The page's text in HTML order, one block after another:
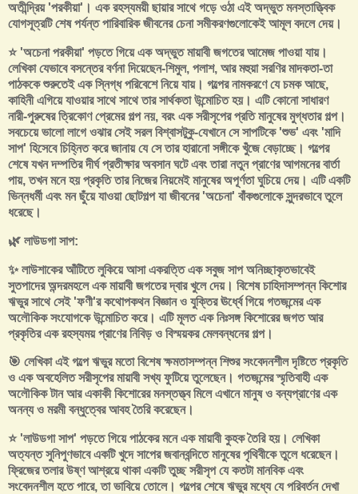
অতীন্দ্রিয় 'পরকীয়া'। এক রহস্যময়ী ছায়ার সাথে গড়ে ওঠা এই অদ্ভুত মনস্তাত্ত্বিক
যোগসূত্রটি শেষ পর্যন্ত পারিবারিক জীবনের চেনা সমীকরণগুলোকেই আমূল বদলে দেয়।
⭐ 'অচেনা পরকীয়া' পড়তে গিয়ে এক অদ্ভুত মায়াবী জগতের আমেজ পাওয়া যায়।
লেখিকা যেভাবে বসন্তের বর্ণনা দিয়েছেন-শিমুল, পলাশ, আর মহুয়া সরণির মাদকতা-তা
পাঠককে শুরুতেই এক স্নিগ্ধ পরিবেশে নিয়ে যায়। গল্পের নামকরণে যে চমক আছে,
কাহিনী এগিয়ে যাওয়ার সাথে সাথে তার সার্থকতা উন্মোচিত হয়। এটি কোনো সাধারণ
নারী-পুরুষের ত্রিকোণ প্রেমের গল্প নয়, বরং এক সরীসৃপের প্রতি মানুষের মুগ্ধতার গল্প।
সবচেয়ে ভালো লাগে ওঝার সেই সরল বিশ্বাসটুকু-যেখানে সে সাপটিকে 'শুভ' এবং 'মাদি
সাপ' হিসেবে চিহ্নিত করে জানায় যে সে তার হারানো সঙ্গীকে খুঁজে বেড়াচ্ছে। গল্পের
শেষে যখন দম্পতির দীর্ঘ প্রতীক্ষার অবসান ঘটে এবং তারা নতুন প্রাণের আগমনের বার্তা
পায়, তখন মনে হয় প্রকৃতি তার নিজের নিয়মেই মানুষের অপূর্ণতা ঘুচিয়ে দেয়। এটি একটি
ভিন্নধর্মী এবং মন ছুঁয়ে যাওয়া ছোটগল্প যা জীবনের 'অচেনা' বাঁকগুলোকে সুন্দরভাবে তুলে
ধরেছে।
🌿 লাউডগা সাপ:
✨ লাউশাকের আঁটিতে লুকিয়ে আসা একরত্তি এক সবুজ সাপ অনিচ্ছাকৃতভাবেই
সুতপাদের অন্দরমহলে এক মায়াবী জগতের দ্বার খুলে দেয়। বিশেষ চাহিদাসম্পন্ন কিশোর
ঋভুর সাথে সেই 'ফণী'র কথোপকথন বিজ্ঞান ও যুক্তির ঊর্ধ্বে গিয়ে গতজন্মের এক
অলৌকিক সংযোগকে উন্মোচিত করে। এটি মূলত এক নিঃসঙ্গ কিশোরের জগত আর
প্রকৃতির এক রহস্যময় প্রাণের নিবিড় ও বিস্ময়কর মেলবন্ধনের গল্প।
🎯 লেখিকা এই গল্পে ঋভুর মতো বিশেষ ক্ষমতাসম্পন্ন শিশুর সংবেদনশীল দৃষ্টিতে প্রকৃতি
ও এক অবহেলিত সরীসৃপের মায়াবী সখ্য ফুটিয়ে তুলেছেন। গতজন্মের স্মৃতিবাহী এক
অলৌকিক টান আর একাকী কিশোরের মনস্তত্ত্ব মিলে এখানে মানুষ ও বন্যপ্রাণের এক
অনন্য ও মরমী বন্ধুত্বের আবহ তৈরি করেছেন।
⭐ 'লাউডগা সাপ' পড়তে গিয়ে পাঠকের মনে এক মায়াবী কুহক তৈরি হয়। লেখিকা
অত্যন্ত সুনিপুণভাবে একটি খুদে সাপের জবানবন্দিতে মানুষের পৃথিবীকে তুলে ধরেছেন।
ফ্রিজের তলার উষ্ণ আশ্রয়ে থাকা একটি তুচ্ছ সরীসৃপ যে কতটা মানবিক এবং
সংবেদনশীল হতে পারে, তা ভাবিয়ে তোলে। গল্পের শেষে ঋভুর মধ্যে যে পরিবর্তন দেখা